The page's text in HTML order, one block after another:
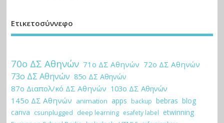
Ετικετοσύννεφο
70ο ΔΣ Αθηνών 71ο ΔΣ Αθηνών 72ο ΔΣ Αθηνών
73ο ΔΣ Αθηνών 85ο ΔΣ Αθηνών
87ο Διαπολ/κό ΔΣ Αθηνών 103ο ΔΣ Αθηνών
145ο ΔΣ Αθηνών animation apps backup bebras blog
canva csunplugged deep learning esafety label etwinning